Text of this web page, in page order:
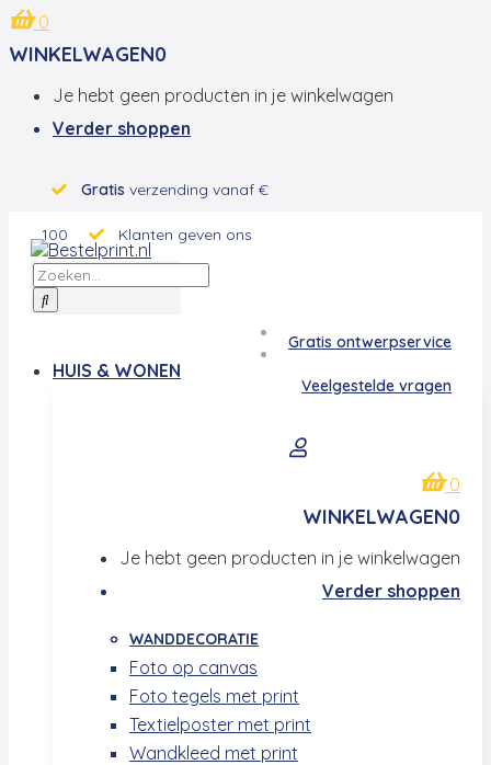
0
WINKELWAGEN0
Je hebt geen producten in je winkelwagen
Verder shoppen
Gratis verzending vanaf €
100 Klanten geven ons
een9.0
Gratis ontwerpservice
Veelgestelde vragen
0
WINKELWAGEN0
Je hebt geen producten in je winkelwagen
Verder shoppen
HUIS & WONEN
WANDDECORATIE
Foto op canvas
Foto tegels met print
Textielposter met print
Wandkleed met print